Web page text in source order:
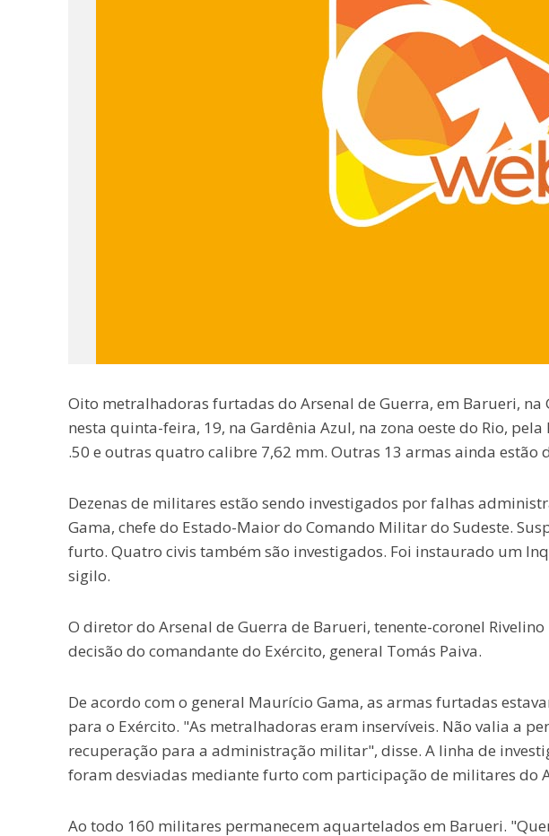
Oito metralhadoras furtadas do Arsenal de Guerra, em Barueri, na
nesta quinta-feira, 19, na Gardênia Azul, na zona oeste do Rio,
.50 e outras quatro calibre 7,62 mm. Outras 13 armas ainda estão
Dezenas de militares estão sendo investigados por falhas
Gama, chefe do Estado-Maior do Comando Militar do Sudeste.
furto. Quatro civis também são investigados. Foi instaurado um
sigilo.
O diretor do Arsenal de Guerra de Barueri, tenente-coronel
decisão do comandante do Exército, general Tomás Paiva.
De acordo com o general Maurício Gama, as armas furtadas
para o Exército. "As metralhadoras eram inservíveis. Não valia a
recuperação para a administração militar", disse. A linha de
foram desviadas mediante furto com participação de militares do
Ao todo 160 militares permanecem aquartelados em Barueri.